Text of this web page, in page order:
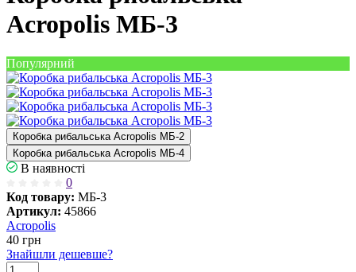
Acropolis МБ-3
Популярний
Коробка рибальська Acropolis МБ-2
Коробка рибальська Acropolis МБ-4
В наявності
0
Код товару: МБ-3
Артикул: 45866
Acropolis
40 грн
Знайшли дешевше?